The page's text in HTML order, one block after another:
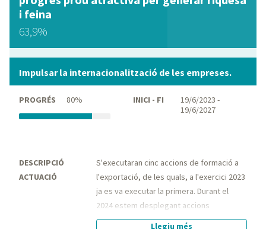
i feina
63,9%
Impulsar la internacionalització de les empreses.
PROGRÉS 80% INICI - FI
19/6/2023 -
19/6/2027
DESCRIPCIÓ
ACTUACIÓ
S'executaran cinc accions de formació a
l'exportació, de les quals, a l'exercici 2023
ja es va executar la primera. Durant el
2024 estem desplegant accions
formatives i de consultoria relacionades
Llegiu més